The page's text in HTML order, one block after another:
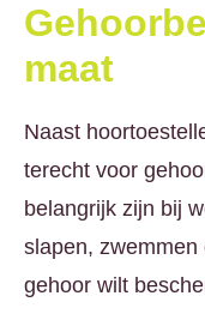
maat
Naast
terecht voor
belangrijk zijn bij
slapen,
gehoor wilt